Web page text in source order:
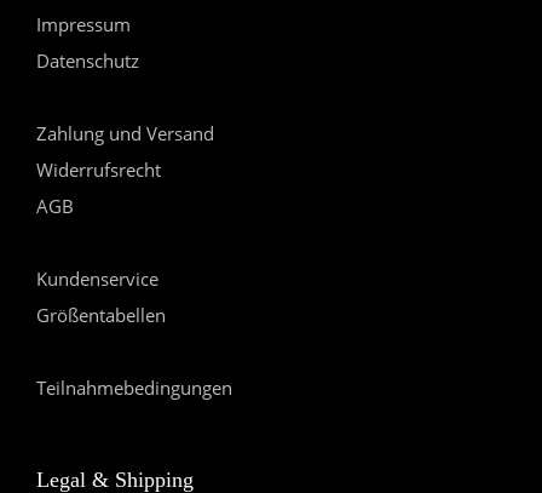
Impressum
Datenschutz
Zahlung und Versand
Widerrufsrecht
AGB
Kundenservice
Größentabellen
Teilnahmebedingungen
Legal & Shipping